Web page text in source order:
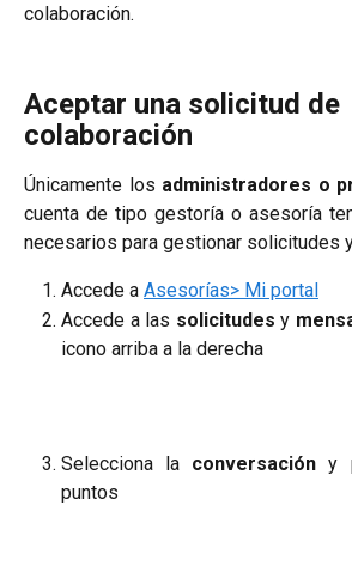
colaboración.
Aceptar una solicitud de
colaboración
Únicamente los administradores o
cuenta de tipo gestoría o asesoría
necesarios para gestionar solicitudes
Accede a Asesorías> Mi portal
Accede a las solicitudes y
icono arriba a la derecha
Selecciona la conversación y
puntos